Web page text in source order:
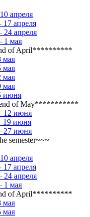
апреля
апреля
24 апреля
1 мая
of April**********
мая
мая
мая
мая
июня
of May***********
12 июня
19 июня
27 июня
semester~~~
апреля
апреля
24 апреля
1 мая
of April**********
мая
мая